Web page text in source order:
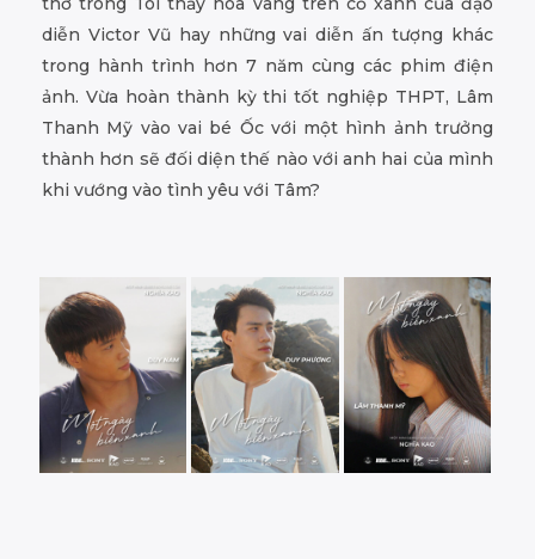
diễn Victor Vũ hay những vai diễn ấn tượng khác
trong hành trình hơn 7 năm cùng các phim điện
ảnh. Vừa hoàn thành kỳ thi tốt nghiệp THPT, Lâm
Thanh Mỹ vào vai bé Ốc với một hình ảnh trưởng
thành hơn sẽ đối diện thế nào với anh hai của mình
khi vướng vào tình yêu với Tâm?